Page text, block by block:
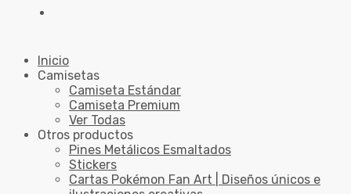
Inicio
Camisetas
Camiseta Estándar
Camiseta Premium
Ver Todas
Otros productos
Pines Metálicos Esmaltados
Stickers
Cartas Pokémon Fan Art | Diseños únicos e